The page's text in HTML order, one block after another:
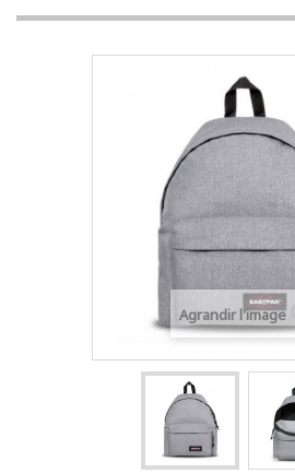
Agrandir l'image